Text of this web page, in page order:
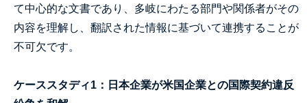
て中心的な文書であり、多岐にわたる部門や関係者がその
内容を理解し、翻訳された情報に基づいて連携することが
不可欠です。
ケーススタディ1：日本企業が米国企業との国際契約違反